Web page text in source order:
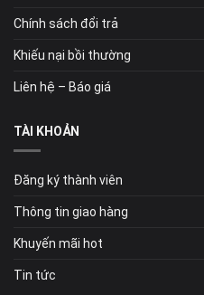
Chính sách đổi trả
Khiếu nại bồi thường
Liên hệ – Báo giá
TÀI KHOẢN
Đăng ký thành viên
Thông tin giao hàng
Khuyến mãi hot
Tin tức